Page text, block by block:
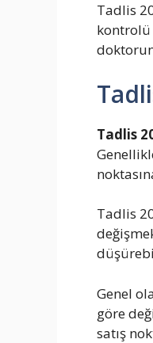
Tadlis
kontrolü
Tadlis
Tadlis
Genel
göre
satış